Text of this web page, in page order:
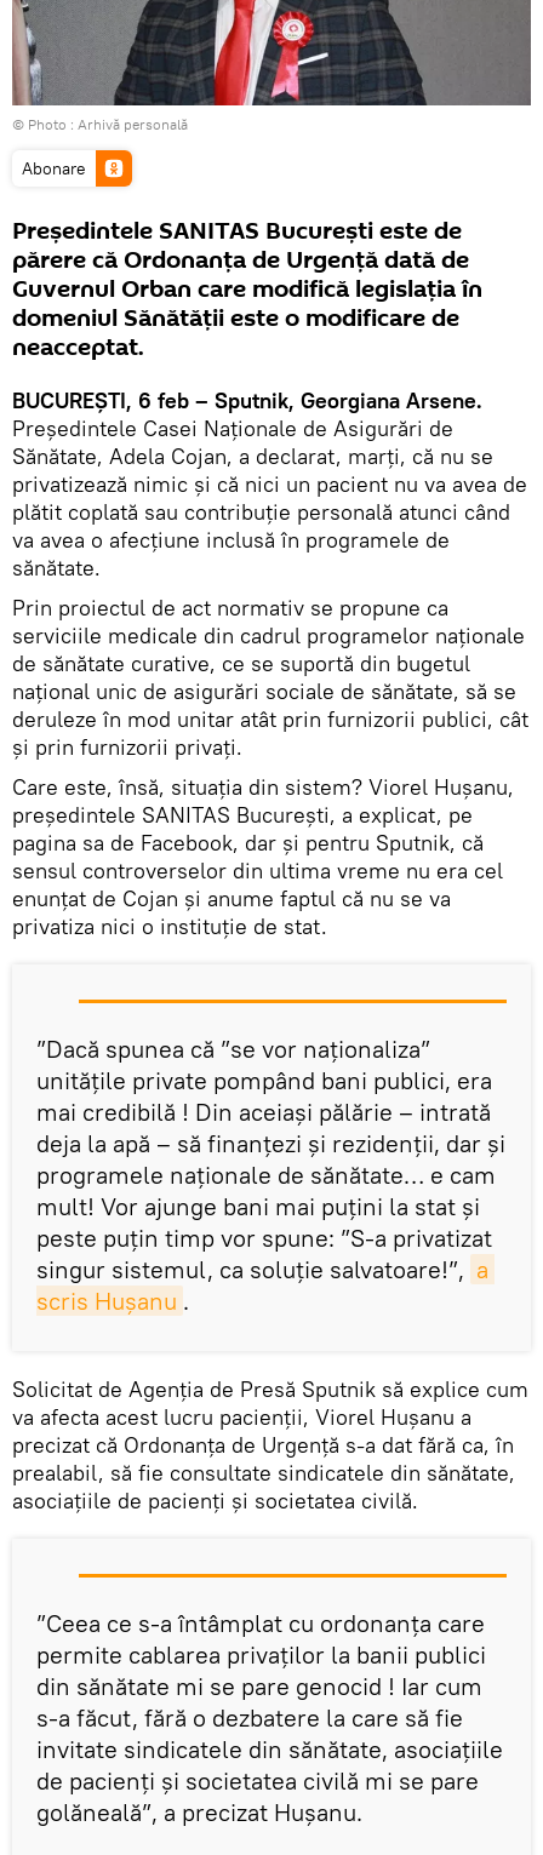
© Photo : Arhivă personală
Abonare
Președintele SANITAS București este de
părere că Ordonanța de Urgență dată de
Guvernul Orban care modifică legislația în
domeniul Sănătății este o modificare de
neacceptat.
BUCUREȘTI, 6 feb – Sputnik, Georgiana Arsene.
Președintele Casei Naționale de Asigurări de
Sănătate, Adela Cojan, a declarat, marți, că nu se
privatizează nimic și că nici un pacient nu va avea de
plătit coplată sau contribuție personală atunci când
va avea o afecțiune inclusă în programele de
sănătate.
Prin proiectul de act normativ se propune ca
serviciile medicale din cadrul programelor naționale
de sănătate curative, ce se suportă din bugetul
național unic de asigurări sociale de sănătate, să se
deruleze în mod unitar atât prin furnizorii publici, cât
și prin furnizorii privați.
Care este, însă, situația din sistem? Viorel Hușanu,
președintele SANITAS București, a explicat, pe
pagina sa de Facebook, dar și pentru Sputnik, că
sensul controverselor din ultima vreme nu era cel
enunțat de Cojan și anume faptul că nu se va
privatiza nici o instituție de stat.
”Dacă spunea că ”se vor naționaliza”
unitățile private pompând bani publici, era
mai credibilă ! Din aceiași pălărie – intrată
deja la apă – să finanțezi și rezidenții, dar și
programele naționale de sănătate… e cam
mult! Vor ajunge bani mai puțini la stat și
peste puțin timp vor spune: ”S-a privatizat
singur sistemul, ca soluție salvatoare!”, a
scris Hușanu .
Solicitat de Agenția de Presă Sputnik să explice cum
va afecta acest lucru pacienții, Viorel Hușanu a
precizat că Ordonanța de Urgență s-a dat fără ca, în
prealabil, să fie consultate sindicatele din sănătate,
asociațiile de pacienți și societatea civilă.
”Ceea ce s-a întâmplat cu ordonanța care
permite cablarea privaților la banii publici
din sănătate mi se pare genocid ! Iar cum
s-a făcut, fără o dezbatere la care să fie
invitate sindicatele din sănătate, asociațiile
de pacienți și societatea civilă mi se pare
golăneală”, a precizat Hușanu.